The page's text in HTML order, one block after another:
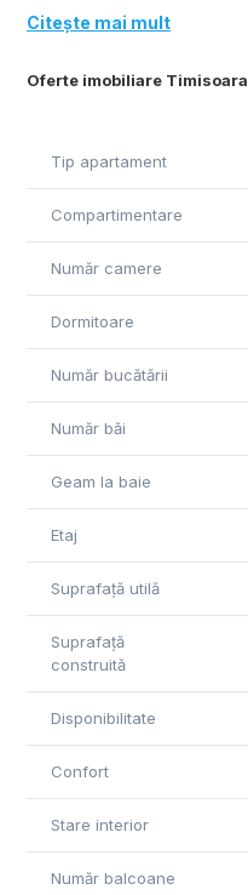
Oferte imobiliare Timisoara
Citește mai mult
Tip apartament
Compartimentare
Număr camere
Dormitoare
Număr bucătării
Număr băi
Geam la baie
Etaj
Suprafață utilă
Suprafață
construită
Disponibilitate
Confort
Stare interior
Număr balcoane